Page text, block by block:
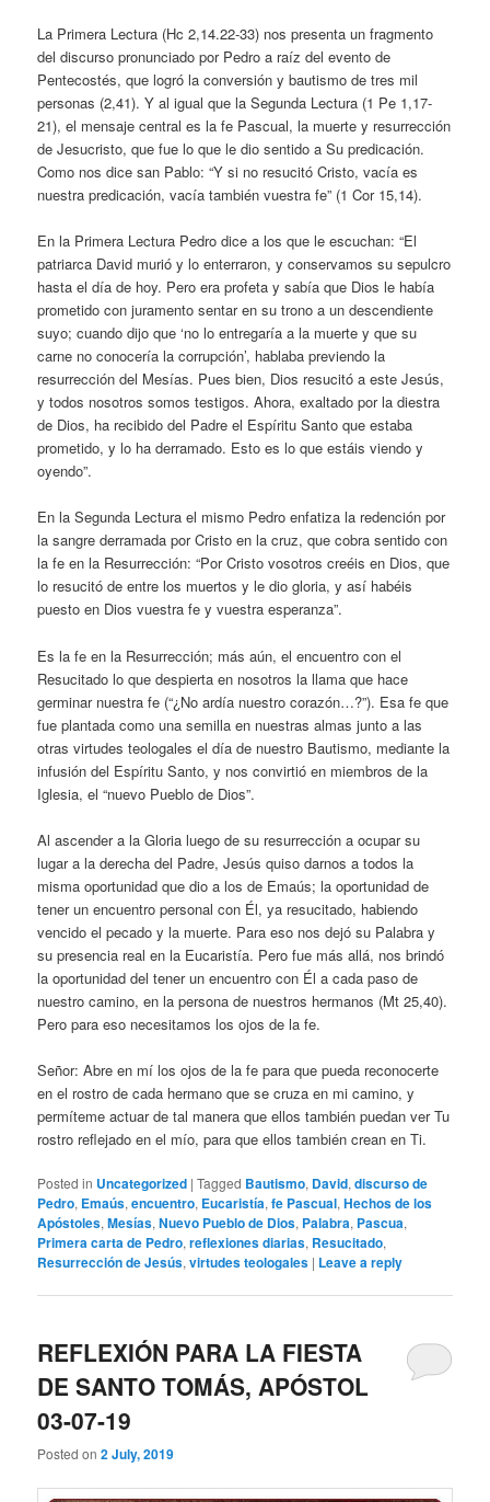
La Primera Lectura (Hc 2,14.22-33) nos presenta un fragmento
del discurso pronunciado por Pedro a raíz del evento de
Pentecostés, que logró la conversión y bautismo de tres mil
personas (2,41). Y al igual que la Segunda Lectura (1 Pe 1,17-
21), el mensaje central es la fe Pascual, la muerte y resurrección
de Jesucristo, que fue lo que le dio sentido a Su predicación.
Como nos dice san Pablo: “Y si no resucitó Cristo, vacía es
nuestra predicación, vacía también vuestra fe” (1 Cor 15,14).
En la Primera Lectura Pedro dice a los que le escuchan: “El
patriarca David murió y lo enterraron, y conservamos su sepulcro
hasta el día de hoy. Pero era profeta y sabía que Dios le había
prometido con juramento sentar en su trono a un descendiente
suyo; cuando dijo que ‘no lo entregaría a la muerte y que su
carne no conocería la corrupción’, hablaba previendo la
resurrección del Mesías. Pues bien, Dios resucitó a este Jesús,
y todos nosotros somos testigos. Ahora, exaltado por la diestra
de Dios, ha recibido del Padre el Espíritu Santo que estaba
prometido, y lo ha derramado. Esto es lo que estáis viendo y
oyendo”.
En la Segunda Lectura el mismo Pedro enfatiza la redención por
la sangre derramada por Cristo en la cruz, que cobra sentido con
la fe en la Resurrección: “Por Cristo vosotros creéis en Dios, que
lo resucitó de entre los muertos y le dio gloria, y así habéis
puesto en Dios vuestra fe y vuestra esperanza”.
Es la fe en la Resurrección; más aún, el encuentro con el
Resucitado lo que despierta en nosotros la llama que hace
germinar nuestra fe (“¿No ardía nuestro corazón…?”). Esa fe que
fue plantada como una semilla en nuestras almas junto a las
otras virtudes teologales el día de nuestro Bautismo, mediante la
infusión del Espíritu Santo, y nos convirtió en miembros de la
Iglesia, el “nuevo Pueblo de Dios”.
Al ascender a la Gloria luego de su resurrección a ocupar su
lugar a la derecha del Padre, Jesús quiso darnos a todos la
misma oportunidad que dio a los de Emaús; la oportunidad de
tener un encuentro personal con Él, ya resucitado, habiendo
vencido el pecado y la muerte. Para eso nos dejó su Palabra y
su presencia real en la Eucaristía. Pero fue más allá, nos brindó
la oportunidad del tener un encuentro con Él a cada paso de
nuestro camino, en la persona de nuestros hermanos (Mt 25,40).
Pero para eso necesitamos los ojos de la fe.
Señor: Abre en mí los ojos de la fe para que pueda reconocerte
en el rostro de cada hermano que se cruza en mi camino, y
permíteme actuar de tal manera que ellos también puedan ver Tu
rostro reflejado en el mío, para que ellos también crean en Ti.
Posted in Uncategorized |Tagged Bautismo, David,discurso de
Pedro, Emaús,encuentro, Eucaristía,fe Pascual,Hechos de los
Apóstoles,Mesías,Nuevo Pueblo de Dios, Palabra, Pascua,
Primera carta de Pedro,reflexiones diarias, Resucitado,
Resurrección de Jesús,virtudes teologales | Leave a reply
REFLEXIÓN PARA LA FIESTA
DE SANTO TOMÁS, APÓSTOL
03-07-19
Posted on2 July, 2019